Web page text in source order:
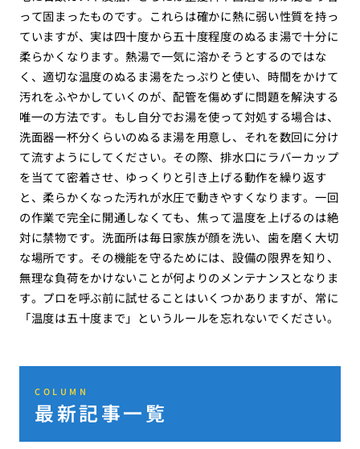
って固まったものです。これらは確かに熱に弱い性質を持っ
ていますが、実は四十度から五十度程度のぬるま湯で十分に
柔らかくなります。熱湯で一気に溶かそうとするのではな
く、適切な温度のぬるま湯をたっぷりと使い、時間をかけて
汚れをふやかしていくのが、配管を傷めずに問題を解決する
唯一の方法です。もし自分でお湯を使って対処する場合は、
洗面器一杯分くらいのぬるま湯を用意し、それを数回に分け
て流すようにしてください。その際、排水口にラバーカップ
を当てて密着させ、ゆっくりと引き上げる動作を繰り返す
と、柔らかくなった汚れが水圧で動きやすくなります。一回
の作業で完全に開通しなくても、焦って温度を上げるのは絶
対に禁物です。洗面所は毎日家族が顔を洗い、歯を磨く大切
な場所です。その機能を守るためには、設備の限界を知り、
無理な負荷をかけないことが何よりのメンテナンスとなりま
す。プロを呼ぶ前に試せることはいくつかありますが、常に
「温度は五十度まで」というルールを忘れないでください。
COLUMN
最新記事一覧